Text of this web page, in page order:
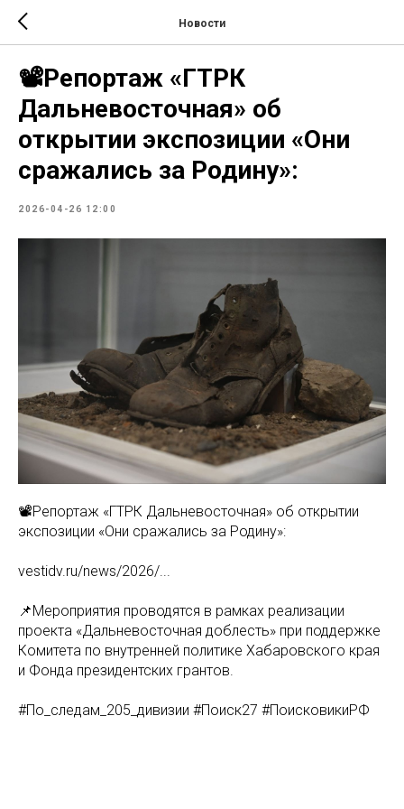
Новости
📽️Репортаж «ГТРК
Дальневосточная» об
открытии экспозиции «Они
сражались за Родину»:
2026-04-26 12:00
📽️Репортаж «ГТРК Дальневосточная» об открытии
экспозиции «Они сражались за Родину»:
vestidv.ru/news/2026/...
📌Мероприятия проводятся в рамках реализации
проекта «Дальневосточная доблесть» при поддержке
Комитета по внутренней политике Хабаровского края
и Фонда президентских грантов.
#По_следам_205_дивизии #Поиск27 #ПоисковикиРФ